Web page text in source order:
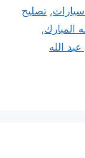
, تصليح
المبارك,
الله